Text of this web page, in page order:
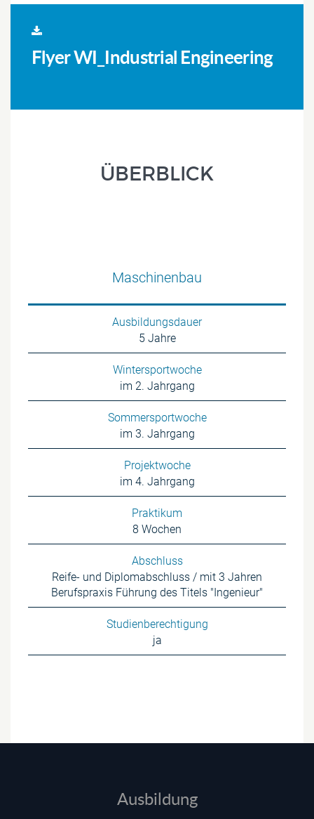
Flyer WI_Industrial Engineering
ÜBERBLICK
Maschinenbau
Ausbildungsdauer
5 Jahre
Wintersportwoche
im 2. Jahrgang
Sommersportwoche
im 3. Jahrgang
Projektwoche
im 4. Jahrgang
Praktikum
8 Wochen
Abschluss
Reife- und Diplomabschluss / mit 3 Jahren
Berufspraxis Führung des Titels "Ingenieur"
Studienberechtigung
ja
Ausbildung